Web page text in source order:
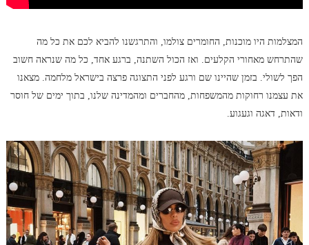
המצלמות היו מוכנות, החומרים צולמו, והתרגשנו להביא לכם את כל מה
שהתרחש מאחורי הקלעים. ואז הכול השתנה, ברגע אחד, כל מה שנראה חשוב
הפך לשולי. בזמן שהיינו שם ורגע לפני התצוגה פרצה בישראל מלחמה. מצאנו
את עצמנו רחוקות מהמשפחות, מהחברים ומהמדינה שלנו, בתוך ימים של חוסר
ודאות, דאגה וגעגוע.